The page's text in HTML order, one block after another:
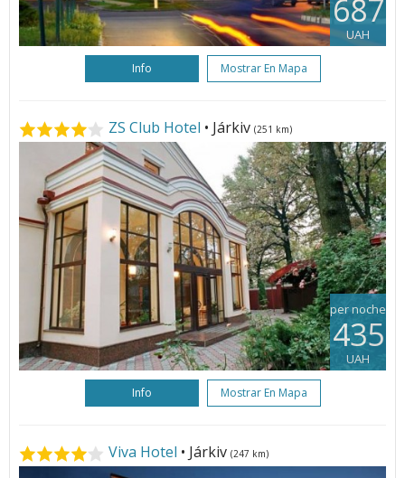
687
UAH
Info Mostrar En Mapa
ZS Club Hotel • Járkiv (251 km)
per noche
435
UAH
Info Mostrar En Mapa
Viva Hotel • Járkiv (247 km)